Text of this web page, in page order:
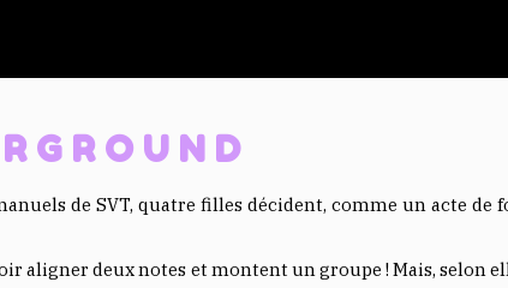
de SVT, quatre filles décident, comme un acte de
aligner deux notes et montent un groupe ! Mais, selon